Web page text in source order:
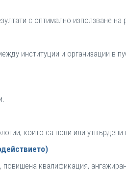
с оптимално използване на
институции и организации в
които са нови или
квалификация,